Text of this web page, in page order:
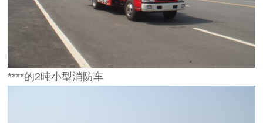
****的2吨小型消防车